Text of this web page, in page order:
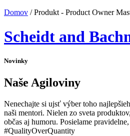
Domov / Produkt - Product Owner
Scheidt and
Novinky
Naše Agiloviny
Nenechajte si ujsť výber toho
naši mentori. Nielen zo sveta
občas aj humoru. Posielame
#QualityOverQuantity